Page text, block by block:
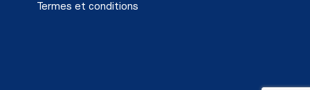
Termes et conditions